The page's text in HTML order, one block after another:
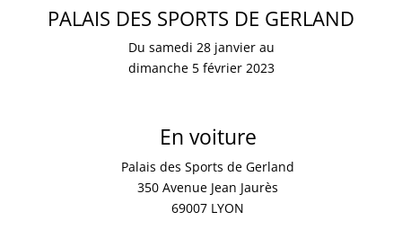
PALAIS DES SPORTS DE GERLAND
Du samedi 28 janvier au
dimanche 5 février 2023
En voiture
Palais des Sports de Gerland
350 Avenue Jean Jaurès
69007 LYON